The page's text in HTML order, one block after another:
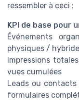
ressembler à ceci :
KPI de base pour
Événements
physiques /
Impressions
vues cumulées
Leads ou contacts
formulaires